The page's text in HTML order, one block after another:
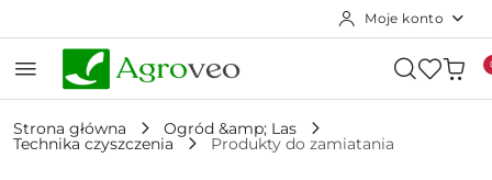
Moje konto
Strona główna Ogród &amp; Las
Technika czyszczenia Produkty do zamiatania